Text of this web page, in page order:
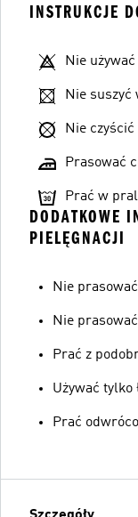
INSTRUKCJE
Nie
Nie suszyć
Nie
Prasować
Prać w
DODATKOWE
PIELĘGNACJI
Nie
Nie
Prać z
Używać tylko
Prać